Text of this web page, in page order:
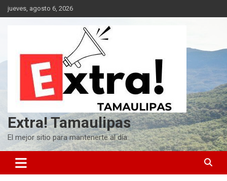
Skip
to
jueves, agosto 6, 2026
Extra! Tamaulipas
El mejor sitio para mantenerte al día